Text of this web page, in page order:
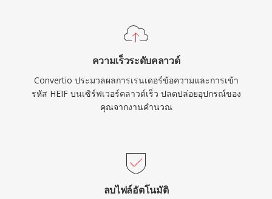
ความเร็วระดับคลาวด์
Convertio ประมวลผลการเรนเดอร์ข้อความและการเข้า
รหัส HEIF บนเซิร์ฟเวอร์คลาวด์เร็ว ปลดปล่อยอุปกรณ์ของ
คุณจากงานคำนวณ
ลบไฟล์อัตโนมัติ